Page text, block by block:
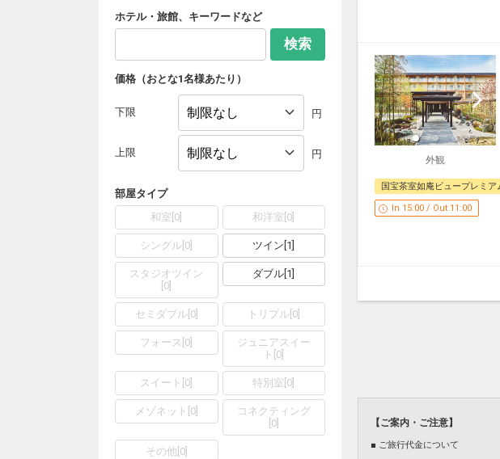
ホテル・旅館、キーワードなど
検索
価格（おとな1名様あたり）
下限 円
上限 円
部屋タイプ
和室 0 和洋室 0
シングル 0 ツイン 1
スタジオツイン
0
ダブル 1
セミダブル[ 0] トリプル[ 0]
フォース 0
ジュニアスイー
ト 0
スイート 0 特別室 0
メゾネット 0]
コネクティング
0]
その他[ 0]
外観
国宝茶室如庵ビュープレミア
In 15:00 / Out 11:00
【ご案内・ご注意】
■ ご旅行代金について